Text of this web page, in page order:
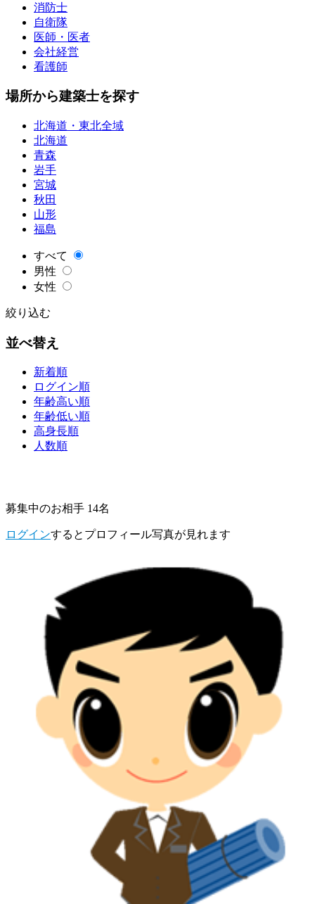
消防士
自衛隊
医師・医者
会社経営
看護師
場所から建築士を探す
北海道・東北全域
北海道
青森
岩手
宮城
秋田
山形
福島
すべて
男性
女性
絞り込む
並べ替え
新着順
ログイン順
年齢高い順
年齢低い順
高身長順
人数順
募集中のお相手 14名
ログインするとプロフィール写真が見れます